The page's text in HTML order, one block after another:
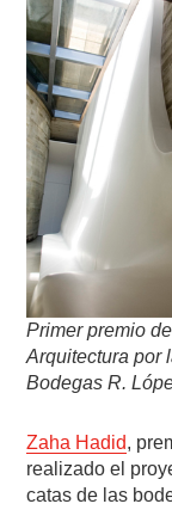
Primer premio
Arquitectura por
Bodegas R.
Zaha Hadid,
realizado el
catas de las